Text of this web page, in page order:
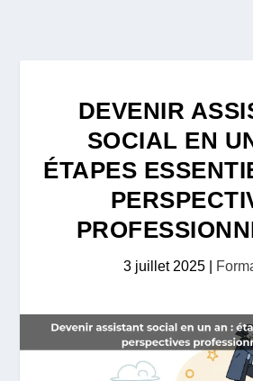
DEVENIR
SOCIAL EN
ÉTAPES
3 juillet 2025|